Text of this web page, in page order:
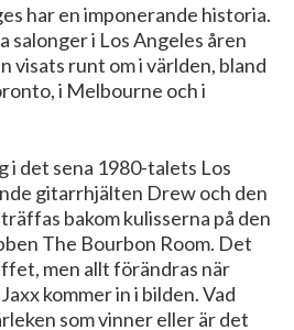
har en imponerande historia.
salonger i Los Angeles åren
visats runt om i världen, bland
i Melbourne och i
i det sena 1980-talets Los
gitarrhjälten Drew och den
bakom kulisserna på den
The Bourbon Room. Det
men allt förändras när
kommer in i bilden. Vad
som vinner eller är det